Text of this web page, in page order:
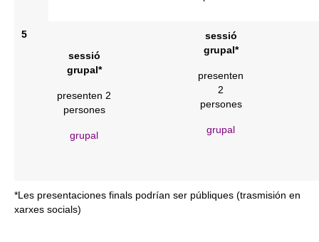
5
sessió
grupal*
presenten 2
persones
grupal
sessió
grupal*
presenten
2
persones
grupal
*Les presentaciones finals podrían ser públiques (trasmisión en
xarxes socials)